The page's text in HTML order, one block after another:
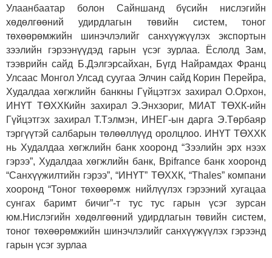
Улаанбаатар болон Сайншанд бүсийн нислэгийн
хөдөлгөөний удирдлагын төвийн систем, тоног
төхөөрөмжийн шинэчлэлийг санхүүжүүлэх экспортын
зээлийн гэрээнүүдэд гарын үсэг зурлаа. Ёслолд Зам,
тээврийн сайд Б.Дэлгэрсайхан, Бүгд Найрамдах Франц
Улсаас Монгол Улсад суугаа Элчин сайд Корин Перейра,
Худалдаа хөгжлийн банкны Гүйцэтгэх захирал О.Орхон,
ИНҮТ ТӨХХКийн захирал Э.Энхзориг, МИАТ ТӨХК-ийн
Гүйцэтгэх захирал Т.Тэлмэн, ИНЕГ-ын дарга Э.Төрбаяр
тэргүүтэй салбарын төлөөллүүд оролцлоо. ИНҮТ ТӨХХК
нь Худалдаа хөгжлийн банк хооронд “Зээлийн эрх нээх
гэрээ”, Худалдаа хөгжлийн банк, Bpifrance банк хооронд
“Санхүүжилтийн гэрээ”, “ИНҮТ” ТӨХХК, “Thales” компани
хооронд “Тоног төхөөрөмж нийлүүлэх гэрээний хугацаа
сунгах баримт бичиг”-т тус тус гарын үсэг зурсан
юм.Нислэгийн хөдөлгөөний удирдлагын төвийн систем,
тоног төхөөрөмжийн шинэчлэлийг санхүүжүүлэх гэрээнд
гарын үсэг зурлаа